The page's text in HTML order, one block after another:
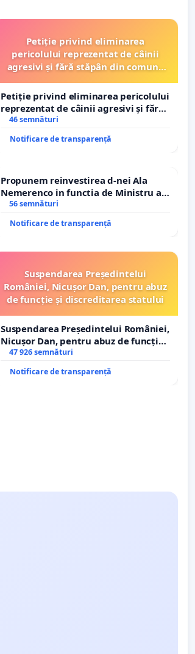
Petiție privind eliminarea
pericolului reprezentat de câinii
agresivi și fără stăpân din comuna
Petiție privind eliminarea pericolului
reprezentat de câinii agresivi și fără
stăpân din comuna Tunari
46 semnături
Notificare de transparență
Propunem reinvestirea d-nei Ala
Nemerenco in functia de Ministru al
Sanatatii
56 semnături
Notificare de transparență
Suspendarea Președintelui
României, Nicușor Dan, pentru abuz
de funcție și discreditarea statului
Suspendarea Președintelui României,
Nicușor Dan, pentru abuz de funcție
și discreditarea statului
47 926 semnături
Notificare de transparență